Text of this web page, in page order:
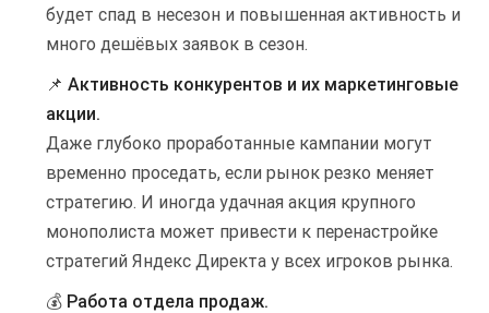
будет спад в несезон и повышенная активность и
много дешёвых заявок в сезон.
📌 Активность конкурентов и их маркетинговые
акции.
Даже глубоко проработанные кампании могут
временно проседать, если рынок резко меняет
стратегию. И иногда удачная акция крупного
монополиста может привести к перенастройке
стратегий Яндекс Директа у всех игроков рынка.
💰 Работа отдела продаж.